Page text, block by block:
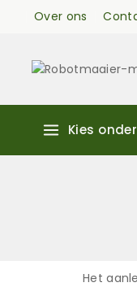
Over ons
Kies
Het